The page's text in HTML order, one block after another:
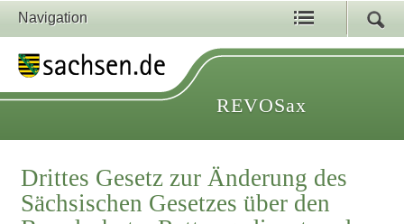
Navigation
REVOSax
Drittes Gesetz zur Änderung des
Sächsischen Gesetzes über den